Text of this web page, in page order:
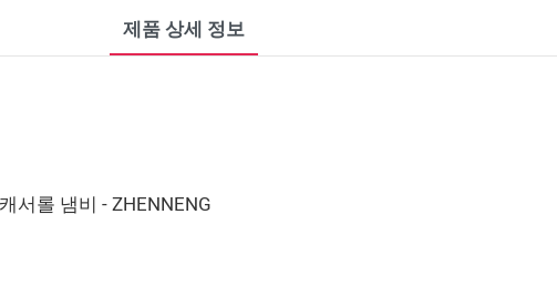
제품 상세 정보